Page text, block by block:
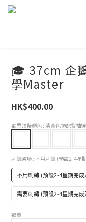
🎓 37cm 企
學Master
HK$400.00
畢業領帶顏色 : 淡黃色領配紫袖
刺繡選項 : 不用刺繡 (預設2-4星
不用刺繡 (預設2-4星期完
需要刺繡 (預設2-4星期完
數量